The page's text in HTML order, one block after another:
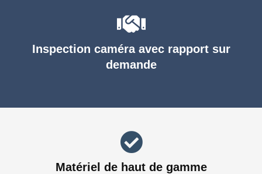
Inspection caméra avec rapport sur
demande
Matériel de haut de gamme